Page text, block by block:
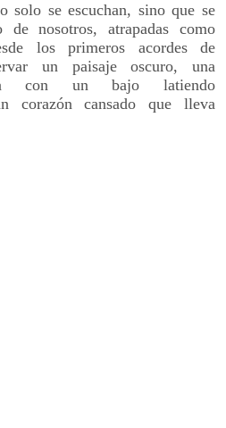
solo se escuchan, sino que se
de nosotros, atrapadas como
los primeros acordes de
un paisaje oscuro, una
con un bajo latiendo
corazón cansado que lleva